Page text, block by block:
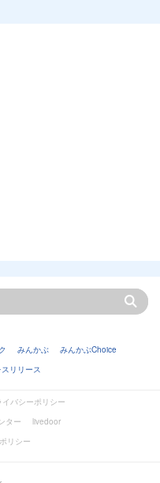
みんかぶ
みんかぶChoice
スリリース
イバシーポリシー
ター
livedoor
リシー